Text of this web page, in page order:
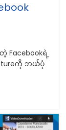
Facebookရဲ့
ကို ဘယ်ပုံ